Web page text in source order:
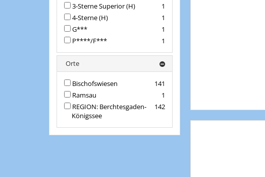
1
3-Sterne Superior (H)
1
4-Sterne (H)
1
G***
1
P****/F***
Orte
141
Bischofswiesen
1
Ramsau
142
REGION: Berchtesgaden-
Königssee